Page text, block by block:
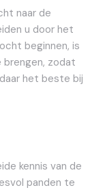
naar de
u door het
beginnen, is
brengen, zodat
het beste bij
kennis van de
panden te